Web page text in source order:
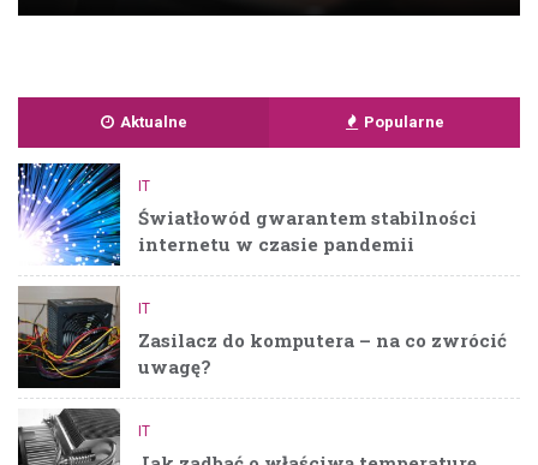
Aktualne Popularne
IT
Światłowód gwarantem stabilności
internetu w czasie pandemii
IT
Zasilacz do komputera – na co zwrócić
uwagę?
IT